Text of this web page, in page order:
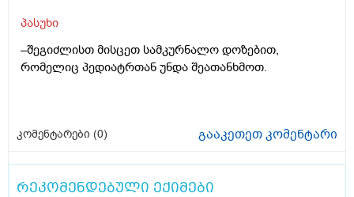
პასუხი
–შეგიძლისთ მისცეთ სამკურნალო დოზებით,
რომელიც პედიატრთან უნდა შეათანხმოთ.
კომენტარები (0) გააკეთეთ კომენტარი
რეკომენდებული ექიმები